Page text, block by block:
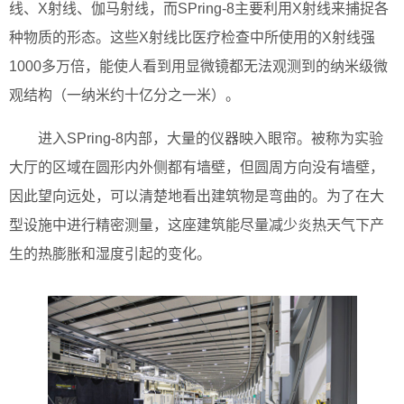
线、X射线、伽马射线，而SPring-8主要利用X射线来捕捉各
种物质的形态。这些X射线比医疗检查中所使用的X射线强
1000多万倍，能使人看到用显微镜都无法观测到的纳米级微
观结构（一纳米约十亿分之一米）。
进入SPring-8内部，大量的仪器映入眼帘。被称为实验
大厅的区域在圆形内外侧都有墙壁，但圆周方向没有墙壁，
因此望向远处，可以清楚地看出建筑物是弯曲的。为了在大
型设施中进行精密测量，这座建筑能尽量减少炎热天气下产
生的热膨胀和湿度引起的变化。